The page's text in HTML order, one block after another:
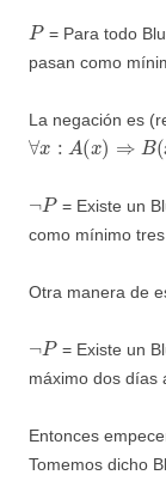
P= Para todo
pasan como
La negación es
∀ ( x ⇒ x)
P= Existe un
como mínimo
Otra manera de
P= Existe un
máximo dos días
Entonces
Tomemos dicho